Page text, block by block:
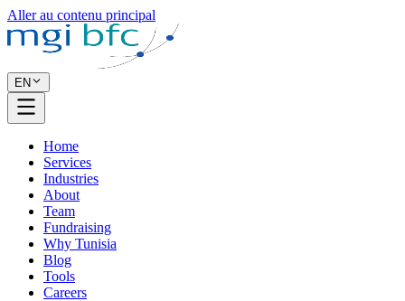
Aller au contenu principal
EN
Home
Services
Industries
About
Team
Fundraising
Why Tunisia
Blog
Tools
Careers